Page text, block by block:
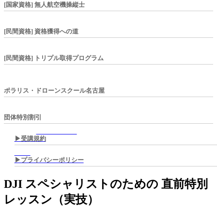
[国家資格] 無人航空機操縦士
[民間資格] 資格獲得への道
[民間資格] トリプル取得プログラム
ポラリス・ドローンスクール名古屋
団体特別割引
▶︎受講規約
▶︎プライバシーポリシー
DJI スペシャリストのための 直前特別
レッスン（実技）